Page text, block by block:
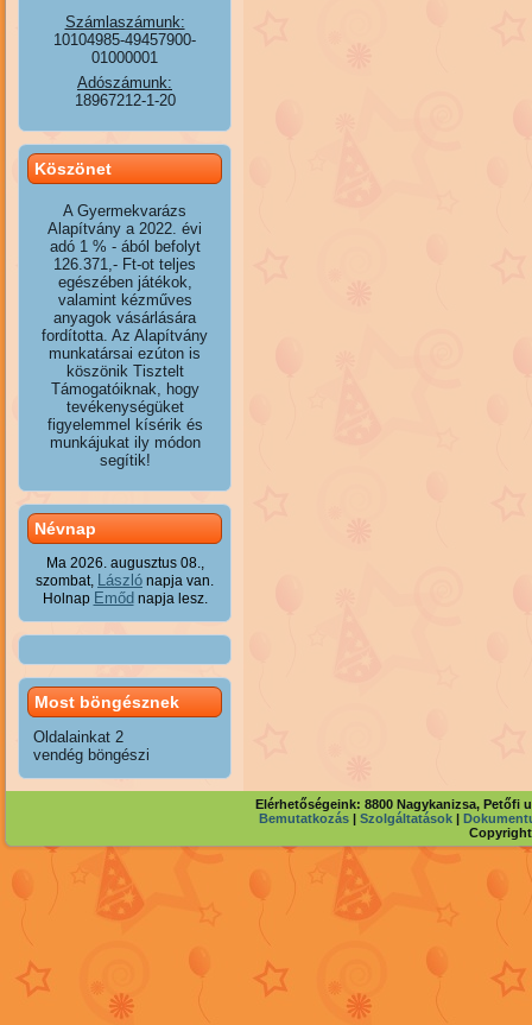
Számlaszámunk:
10104985-49457900-
01000001
Adószámunk:
18967212-1-20
Köszönet
A Gyermekvarázs
Alapítvány a 2022. évi
adó 1 % - ából befolyt
126.371,- Ft-ot teljes
egészében játékok,
valamint kézműves
anyagok vásárlására
fordította. Az Alapítvány
munkatársai ezúton is
köszönik Tisztelt
Támogatóiknak, hogy
tevékenységüket
figyelemmel kísérik és
munkájukat ily módon
segítik!
Névnap
Ma 2026. augusztus 08.,
szombat, László napja van.
Holnap Emőd napja lesz.
Most böngésznek
Oldalainkat 2
vendég böngészi
Elérhetőségeink: 8800 Nagykanizsa, Petőfi
Bemutatkozás | Szolgáltatások |